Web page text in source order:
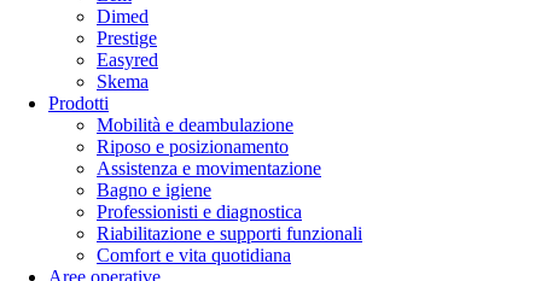
Dimed
Prestige
Easyred
Skema
Prodotti
Mobilità e deambulazione
Riposo e posizionamento
Assistenza e movimentazione
Bagno e igiene
Professionisti e diagnostica
Riabilitazione e supporti funzionali
Comfort e vita quotidiana
Aree operative